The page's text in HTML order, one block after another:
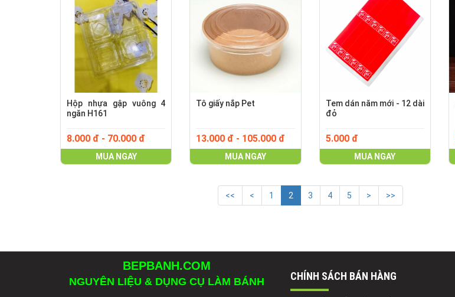
Hộp nhựa gập vuông 4
ngăn H161
8.000 đ - 70.000 đ
MUA NGAY
Tô giấy nắp Pet
13.000 đ - 105.000 đ
MUA NGAY
Tem dán năm mới - 12 dài
đỏ
5.000 đ
MUA NGAY
<< < 1 2 3 4 5 > >>
BEPBANH.COM
NGUYÊN LIỆU & DỤNG CỤ LÀM BÁNH CHÍNH SÁCH BÁN HÀNG